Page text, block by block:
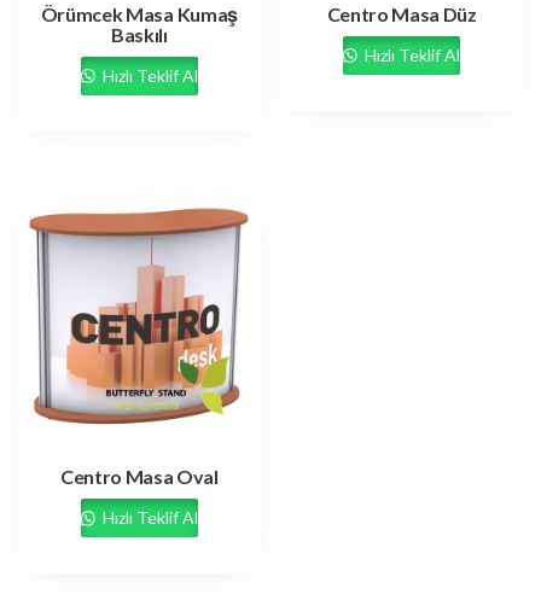
Örümcek Masa Kumaş
Baskılı
Hızlı Teklif Al
Centro Masa Düz
Hızlı Teklif Al
Centro Masa Oval
Hızlı Teklif Al